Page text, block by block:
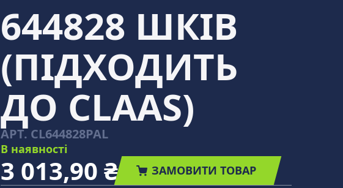
644828 ШКІВ
(ПІДХОДИТЬ
ДО CLAAS)
АРТ. CL644828PAL
В наявності
3 013,90 ₴ ЗАМОВИТИ ТОВАР